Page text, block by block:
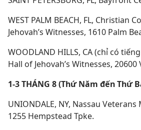
WEST PALM BEACH, FL, Christian
Jehovah’s Witnesses, 1610 Palm
WOODLAND HILLS, CA (chỉ có
Hall of Jehovah’s Witnesses,
1-3 THÁNG 8 (Thứ Năm đến Thứ
UNIONDALE, NY, Nassau
1255 Hempstead Tpke.